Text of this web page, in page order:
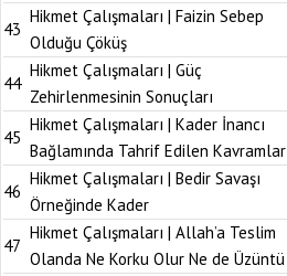
43
Hikmet Çalışmaları | Faizin Sebep
Olduğu Çöküş
44
Hikmet Çalışmaları | Güç
Zehirlenmesinin Sonuçları
45
Hikmet Çalışmaları | Kader İnancı
Bağlamında Tahrif Edilen Kavramlar
46
Hikmet Çalışmaları | Bedir Savaşı
Örneğinde Kader
47
Hikmet Çalışmaları | Allah’a Teslim
Olanda Ne Korku Olur Ne de Üzüntü